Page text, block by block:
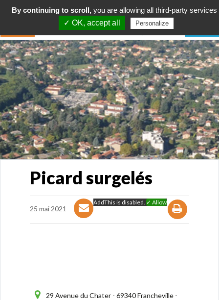
Picard surgelés
25 mai 2021
AddThis is disabled. ✓ Allow
29 Avenue du Chater - 69340 Francheville -
By continuing to scroll, you are allowing all third-party services
✓ OK, accept all
Personalize